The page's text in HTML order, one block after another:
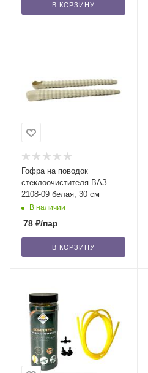
В КОРЗИНУ
Гофра на поводок
стеклоочистителя ВАЗ
2108-09 белая, 30 см
В наличии
78 ₽/пар
В КОРЗИНУ